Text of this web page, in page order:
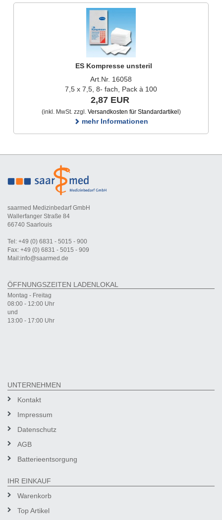
ES Kompresse unsteril
Art.Nr. 16058
7,5 x 7,5, 8- fach, Pack à 100
2,87 EUR
(inkl. MwSt. zzgl. Versandkosten für Standardartikel)
mehr Informationen
saarmed Medizinbedarf GmbH
Wallerfanger Straße 84
66740 Saarlouis
Tel: +49 (0) 6831 - 5015 - 900
Fax: +49 (0) 6831 - 5015 - 909
Mail:info@saarmed.de
ÖFFNUNGSZEITEN LADENLOKAL
Montag - Freitag
08:00 - 12:00 Uhr
und
13:00 - 17:00 Uhr
UNTERNEHMEN
Kontakt
Impressum
Datenschutz
AGB
Batterieentsorgung
IHR EINKAUF
Warenkorb
Top Artikel